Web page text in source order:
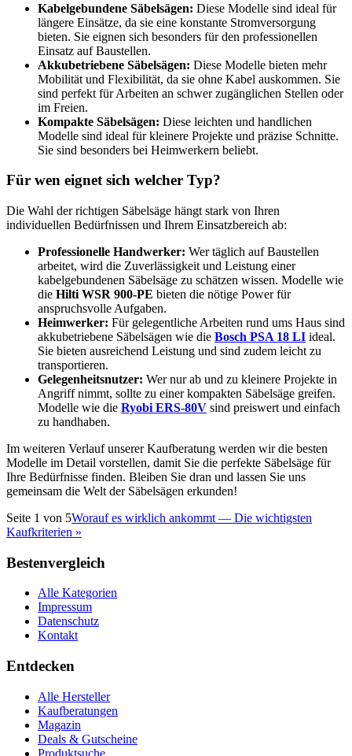
Kabelgebundene Säbelsägen: Diese Modelle sind ideal für
längere Einsätze, da sie eine konstante Stromversorgung
bieten. Sie eignen sich besonders für den professionellen
Einsatz auf Baustellen.
Akkubetriebene Säbelsägen: Diese Modelle bieten mehr
Mobilität und Flexibilität, da sie ohne Kabel auskommen. Sie
sind perfekt für Arbeiten an schwer zugänglichen Stellen oder
im Freien.
Kompakte Säbelsägen: Diese leichten und handlichen
Modelle sind ideal für kleinere Projekte und präzise Schnitte.
Sie sind besonders bei Heimwerkern beliebt.
Für wen eignet sich welcher Typ?
Die Wahl der richtigen Säbelsäge hängt stark von Ihren
individuellen Bedürfnissen und Ihrem Einsatzbereich ab:
Professionelle Handwerker: Wer täglich auf Baustellen
arbeitet, wird die Zuverlässigkeit und Leistung einer
kabelgebundenen Säbelsäge zu schätzen wissen. Modelle wie
die Hilti WSR 900-PE bieten die nötige Power für
anspruchsvolle Aufgaben.
Heimwerker: Für gelegentliche Arbeiten rund ums Haus sind
akkubetriebene Säbelsägen wie die Bosch PSA 18 LI ideal.
Sie bieten ausreichend Leistung und sind zudem leicht zu
transportieren.
Gelegenheitsnutzer: Wer nur ab und zu kleinere Projekte in
Angriff nimmt, sollte zu einer kompakten Säbelsäge greifen.
Modelle wie die Ryobi ERS-80V sind preiswert und einfach
zu handhaben.
Im weiteren Verlauf unserer Kaufberatung werden wir die besten
Modelle im Detail vorstellen, damit Sie die perfekte Säbelsäge für
Ihre Bedürfnisse finden. Bleiben Sie dran und lassen Sie uns
gemeinsam die Welt der Säbelsägen erkunden!
Seite 1 von 5Worauf es wirklich ankommt — Die wichtigsten
Kaufkriterien »
Bestenvergleich
Alle Kategorien
Impressum
Datenschutz
Kontakt
Entdecken
Alle Hersteller
Kaufberatungen
Magazin
Deals & Gutscheine
Produktsuche